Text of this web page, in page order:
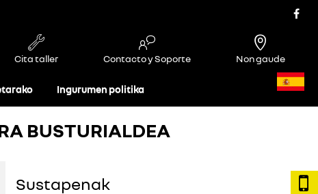
Cita taller Contacto y Soporte Non gaude
Ingurumen politika
BUSTURIALDEA
Sustapenak